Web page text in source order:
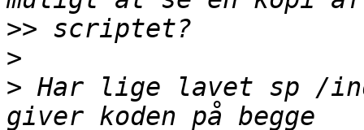
>>
>
> Har lige lavet sp /